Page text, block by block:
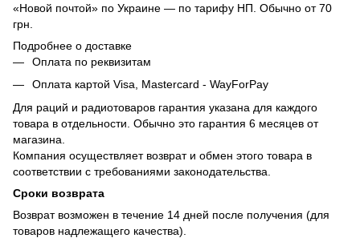
«Новой почтой» по Украине — по тарифу НП. Обычно от 70
грн.
Подробнее о доставке
Оплата по реквизитам
Оплата картой Visa, Mastercard - WayForPay
Для раций и радиотоваров гарантия указана для каждого
товара в отдельности. Обычно это гарантия 6 месяцев от
магазина.
Компания осуществляет возврат и обмен этого товара в
соответствии с требованиями законодательства.
Сроки возврата
Возврат возможен в течение 14 дней после получения (для
товаров надлежащего качества).